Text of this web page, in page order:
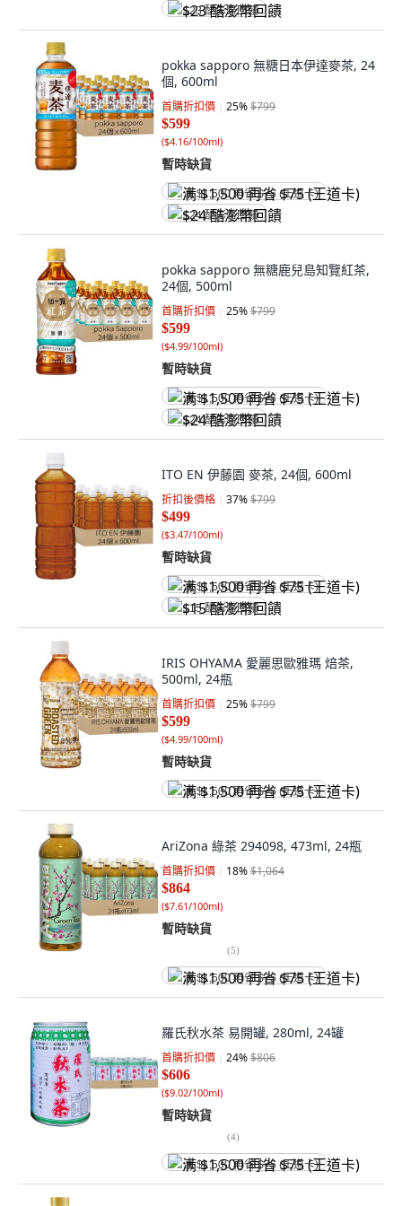
$23 酷澎幣回饋
pokka sapporo 無糖日本伊達麥茶, 24
個, 600ml
首購折扣價 25%$799
$599
($4.16/100ml)
暫時缺貨
满 $1,500 再省 $75 (王道卡)
$24 酷澎幣回饋
pokka sapporo 無糖鹿兒島知覽紅茶,
24個, 500ml
首購折扣價 25%$799
$599
($4.99/100ml)
暫時缺貨
满 $1,500 再省 $75 (王道卡)
$24 酷澎幣回饋
ITO EN 伊藤園 麥茶, 24個, 600ml
折扣後價格 37%$799
$499
($3.47/100ml)
暫時缺貨
满 $1,500 再省 $75 (王道卡)
$15 酷澎幣回饋
IRIS OHYAMA 愛麗思歐雅瑪 焙茶,
500ml, 24瓶
首購折扣價 25%$799
$599
($4.99/100ml)
暫時缺貨
满 $1,500 再省 $75 (王道卡)
AriZona 綠茶 294098, 473ml, 24瓶
首購折扣價 18%$1,064
$864
($7.61/100ml)
暫時缺貨
(5)
满 $1,500 再省 $75 (王道卡)
羅氏秋水茶 易開罐, 280ml, 24罐
首購折扣價 24%$806
$606
($9.02/100ml)
暫時缺貨
(4)
满 $1,500 再省 $75 (王道卡)